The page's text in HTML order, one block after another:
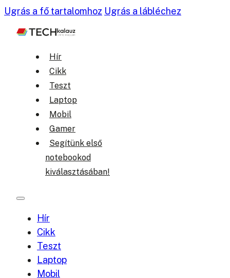
Ugrás a fő tartalomhoz Ugrás a lábléchez
Hír
Cikk
Teszt
Laptop
Mobil
Gamer
Segítünk első
notebookod
kiválasztásában!
Hír
Cikk
Teszt
Laptop
Mobil